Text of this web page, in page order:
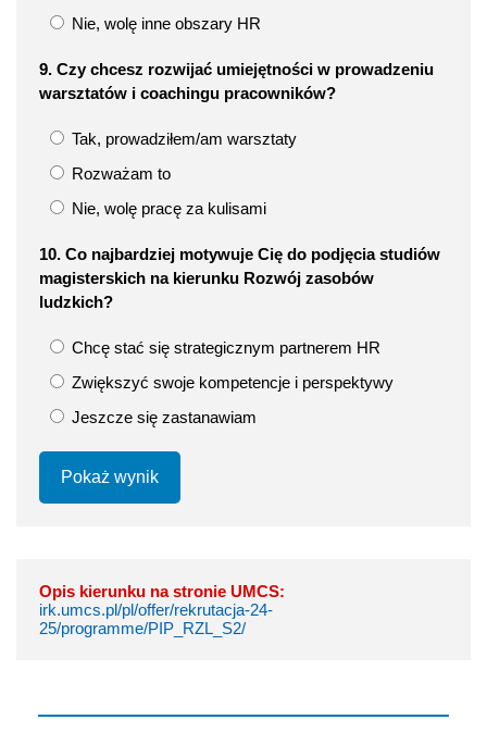
Nie, wolę inne obszary HR
9. Czy chcesz rozwijać umiejętności w prowadzeniu
warsztatów i coachingu pracowników?
Tak, prowadziłem/am warsztaty
Rozważam to
Nie, wolę pracę za kulisami
10. Co najbardziej motywuje Cię do podjęcia studiów
magisterskich na kierunku Rozwój zasobów
ludzkich?
Chcę stać się strategicznym partnerem HR
Zwiększyć swoje kompetencje i perspektywy
Jeszcze się zastanawiam
Pokaż wynik
Opis kierunku na stronie UMCS:
irk.umcs.pl/pl/offer/rekrutacja-24-
25/programme/PIP_RZL_S2/